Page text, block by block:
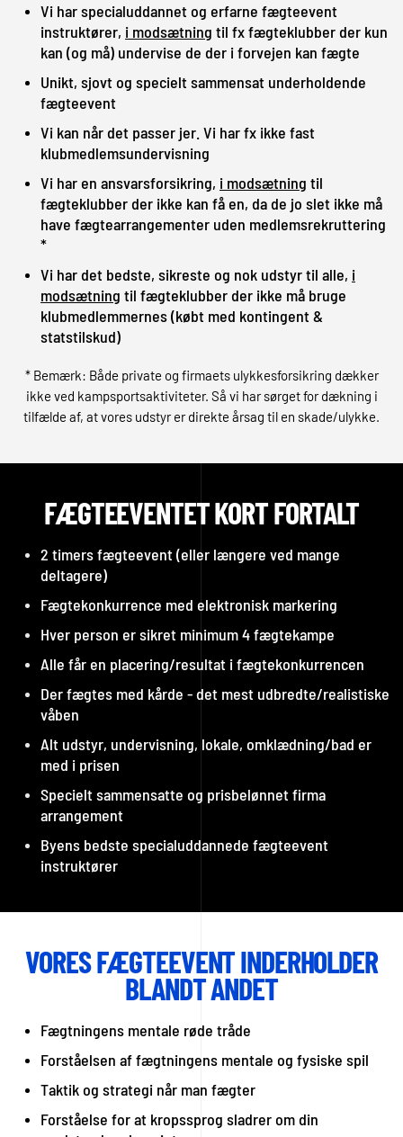
Vi har specialuddannet og erfarne fægteevent
instruktører, i modsætning til fx fægteklubber der kun
kan (og må) undervise de der i forvejen kan fægte
Unikt, sjovt og specielt sammensat underholdende
fægteevent
Vi kan når det passer jer. Vi har fx ikke fast
klubmedlemsundervisning
Vi har en ansvarsforsikring, i modsætning til
fægteklubber der ikke kan få en, da de jo slet ikke må
have fægtearrangementer uden medlemsrekruttering
*
Vi har det bedste, sikreste og nok udstyr til alle, i
modsætning til fægteklubber der ikke må bruge
klubmedlemmernes (købt med kontingent &
statstilskud)
* Bemærk: Både private og firmaets ulykkesforsikring dækker
ikke ved kampsportsaktiviteter. Så vi har sørget for dækning i
tilfælde af, at vores udstyr er direkte årsag til en skade/ulykke.
FÆGTEEVENTET KORT FORTALT
2 timers fægteevent (eller længere ved mange
deltagere)
Fægtekonkurrence med elektronisk markering
Hver person er sikret minimum 4 fægtekampe
Alle får en placering/resultat i fægtekonkurrencen
Der fægtes med kårde - det mest udbredte/realistiske
våben
Alt udstyr, undervisning, lokale, omklædning/bad er
med i prisen
Specielt sammensatte og prisbelønnet firma
arrangement
Byens bedste specialuddannede fægteevent
instruktører
VORES FÆGTEEVENT INDERHOLDER
BLANDT ANDET
Fægtningens mentale røde tråde
Forståelsen af fægtningens mentale og fysiske spil
Taktik og strategi når man fægter
Forståelse for at kropssprog sladrer om din